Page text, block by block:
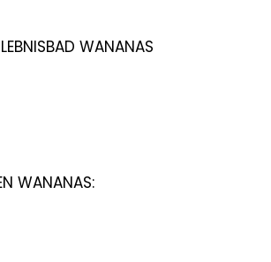
Wananas
Wananas: